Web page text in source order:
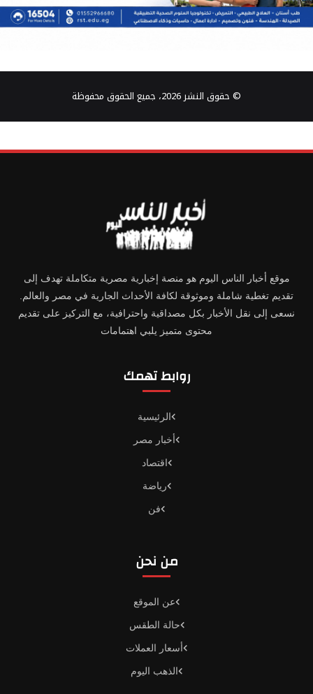
© حقوق النشر 2026، جميع الحقوق محفوظة
موقع أخبار الناس اليوم هو منصة إخبارية مصرية متكاملة تهدف إلى
تقديم تغطية شاملة وموثوقة لكافة الأحداث الجارية في مصر والعالم.
نسعى إلى نقل الأخبار بكل مصداقية واحترافية، مع التركيز على تقديم
محتوى متميز يلبي اهتمامات
روابط تهمك
الرئيسية
أخبار مصر
اقتصاد
رياضة
فن
من نحن
عن الموقع
حالة الطقس
أسعار العملات
الذهب اليوم